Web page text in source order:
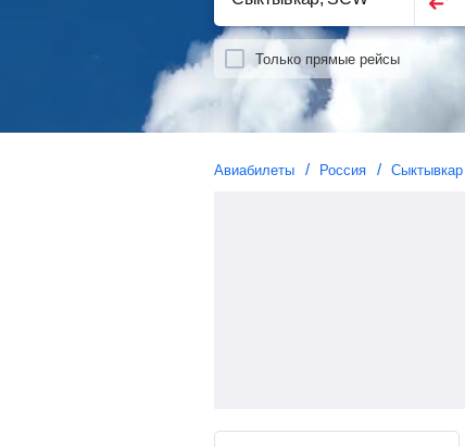
Только прямые рейсы
Авиабилеты Россия Сыктывкар